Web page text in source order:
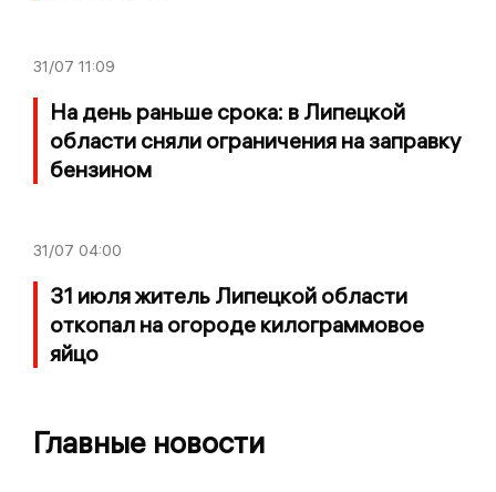
31/07 11:09
На день раньше срока: в Липецкой
области сняли ограничения на заправку
бензином
31/07 04:00
31 июля житель Липецкой области
откопал на огороде килограммовое
яйцо
Главные новости